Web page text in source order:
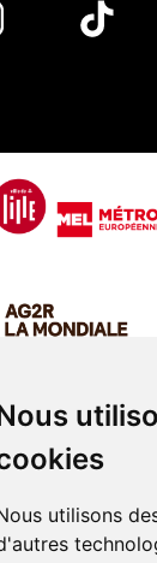
utilisons